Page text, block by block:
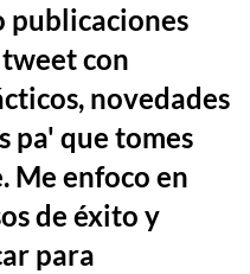
publicaciones
con
novedades
pa' que tomes
Me enfoco en
de éxito y
para